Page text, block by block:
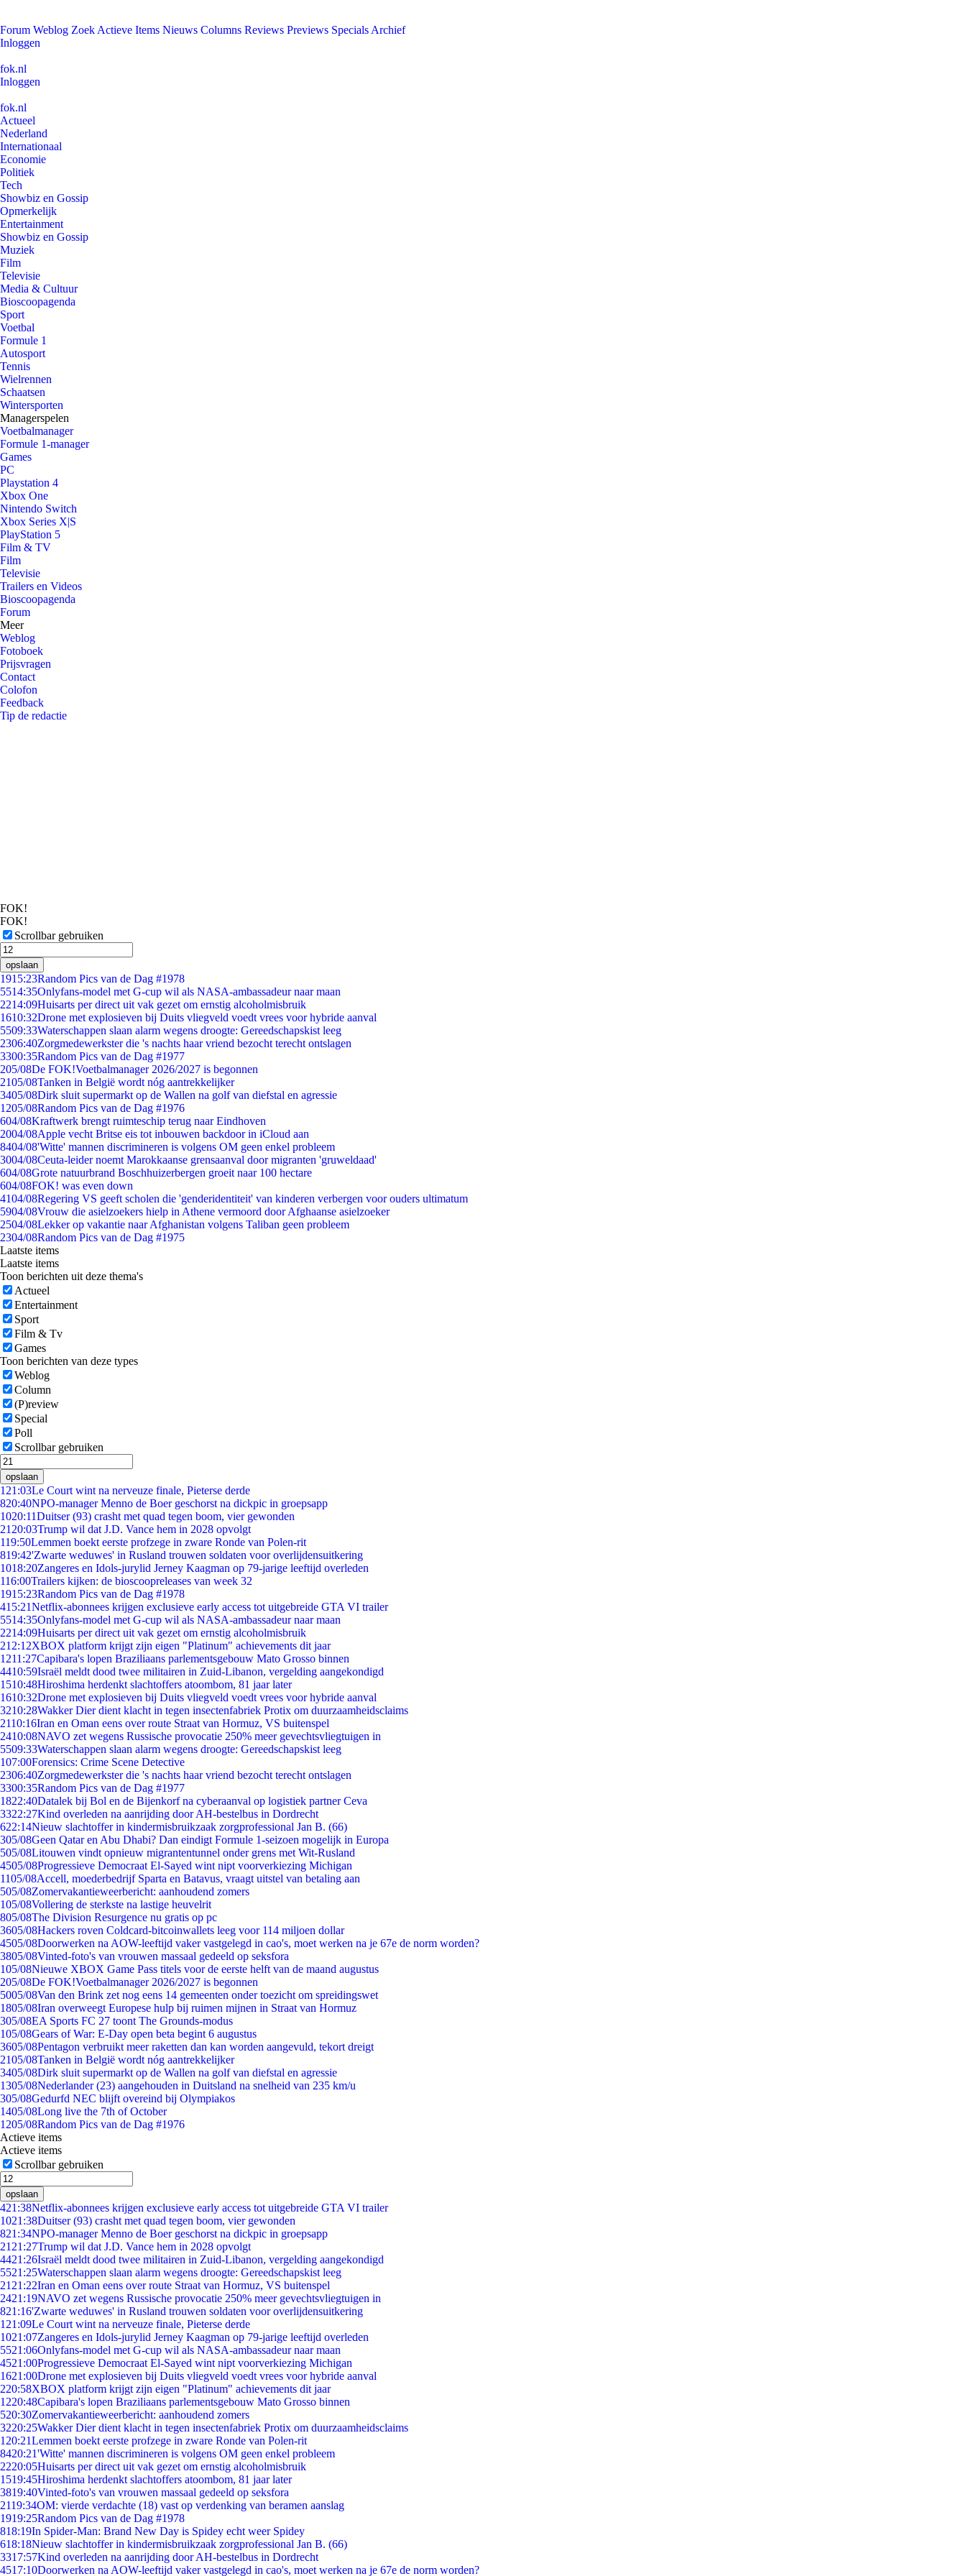
Forum Weblog Zoek Actieve Items Nieuws Columns Reviews Previews Specials Archief
Inloggen
fok.nl
Inloggen
fok.nl
Actueel
Nederland
Internationaal
Economie
Politiek
Tech
Showbiz en Gossip
Opmerkelijk
Entertainment
Showbiz en Gossip
Muziek
Film
Televisie
Media & Cultuur
Bioscoopagenda
Sport
Voetbal
Formule 1
Autosport
Tennis
Wielrennen
Schaatsen
Wintersporten
Managerspelen
Voetbalmanager
Formule 1-manager
Games
PC
Playstation 4
Xbox One
Nintendo Switch
Xbox Series X|S
PlayStation 5
Film & TV
Film
Televisie
Trailers en Videos
Bioscoopagenda
Forum
Meer
Weblog
Fotoboek
Prijsvragen
Contact
Colofon
Feedback
Tip de redactie
FOK!
FOK!
Scrollbar gebruiken
opslaan
1915:23Random Pics van de Dag #1978
5514:35Onlyfans-model met G-cup wil als NASA-ambassadeur naar maan
2214:09Huisarts per direct uit vak gezet om ernstig alcoholmisbruik
1610:32Drone met explosieven bij Duits vliegveld voedt vrees voor hybride aanval
5509:33Waterschappen slaan alarm wegens droogte: Gereedschapskist leeg
2306:40Zorgmedewerkster die 's nachts haar vriend bezocht terecht ontslagen
3300:35Random Pics van de Dag #1977
205/08De FOK!Voetbalmanager 2026/2027 is begonnen
2105/08Tanken in België wordt nóg aantrekkelijker
3405/08Dirk sluit supermarkt op de Wallen na golf van diefstal en agressie
1205/08Random Pics van de Dag #1976
604/08Kraftwerk brengt ruimteschip terug naar Eindhoven
2004/08Apple vecht Britse eis tot inbouwen backdoor in iCloud aan
8404/08'Witte' mannen discrimineren is volgens OM geen enkel probleem
3004/08Ceuta-leider noemt Marokkaanse grensaanval door migranten 'gruweldaad'
604/08Grote natuurbrand Boschhuizerbergen groeit naar 100 hectare
604/08FOK! was even down
4104/08Regering VS geeft scholen die 'genderidentiteit' van kinderen verbergen voor ouders ultimatum
5904/08Vrouw die asielzoekers hielp in Athene vermoord door Afghaanse asielzoeker
2504/08Lekker op vakantie naar Afghanistan volgens Taliban geen probleem
2304/08Random Pics van de Dag #1975
Laatste items
Laatste items
Toon berichten uit deze thema's
Actueel
Entertainment
Sport
Film & Tv
Games
Toon berichten van deze types
Weblog
Column
(P)review
Special
Poll
Scrollbar gebruiken
opslaan
1 21:03Le Court wint na nerveuze finale, Pieterse derde
820:40NPO-manager Menno de Boer geschorst na dickpic in groepsapp
1020:11Duitser (93) crasht met quad tegen boom, vier gewonden
21 20:03Trump wil dat J.D. Vance hem in 2028 opvolgt
119:50Lemmen boekt eerste profzege in zware Ronde van Polen-rit
819:42'Zwarte weduwes' in Rusland trouwen soldaten voor overlijdensuitkering
1018:20Zangeres en Idols-jurylid Jerney Kaagman op 79-jarige leeftijd overleden
116:00Trailers kijken: de bioscoopreleases van week 32
1915:23Random Pics van de Dag #1978
415:21Netflix-abonnees krijgen exclusieve early access tot uitgebreide GTA VI trailer
5514:35Onlyfans-model met G-cup wil als NASA-ambassadeur naar maan
2214:09Huisarts per direct uit vak gezet om ernstig alcoholmisbruik
212:12XBOX platform krijgt zijn eigen "Platinum" achievements dit jaar
1211:27Capibara's lopen Braziliaans parlementsgebouw Mato Grosso binnen
4410:59Israël meldt dood twee militairen in Zuid-Libanon, vergelding aangekondigd
1510:48Hiroshima herdenkt slachtoffers atoombom, 81 jaar later
1610:32Drone met explosieven bij Duits vliegveld voedt vrees voor hybride aanval
3210:28Wakker Dier dient klacht in tegen insectenfabriek Protix om duurzaamheidsclaims
2110:16Iran en Oman eens over route Straat van Hormuz, VS buitenspel
2410:08NAVO zet wegens Russische provocatie 250% meer gevechtsvliegtuigen in
5509:33Waterschappen slaan alarm wegens droogte: Gereedschapskist leeg
107:00Forensics: Crime Scene Detective
2306:40Zorgmedewerkster die 's nachts haar vriend bezocht terecht ontslagen
3300:35Random Pics van de Dag #1977
1822:40Datalek bij Bol en de Bijenkorf na cyberaanval op logistiek partner Ceva
3322:27Kind overleden na aanrijding door AH-bestelbus in Dordrecht
622:14Nieuw slachtoffer in kindermisbruikzaak zorgprofessional Jan B. (66)
305/08Geen Qatar en Abu Dhabi? Dan eindigt Formule 1-seizoen mogelijk in Europa
505/08Litouwen vindt opnieuw migrantentunnel onder grens met Wit-Rusland
4505/08Progressieve Democraat El-Sayed wint nipt voorverkiezing Michigan
1105/08Accell, moederbedrijf Sparta en Batavus, vraagt uitstel van betaling aan
505/08Zomervakantieweerbericht: aanhoudend zomers
105/08Vollering de sterkste na lastige heuvelrit
805/08The Division Resurgence nu gratis op pc
3605/08Hackers roven Coldcard-bitcoinwallets leeg voor 114 miljoen dollar
4505/08Doorwerken na AOW-leeftijd vaker vastgelegd in cao's, moet werken na je 67e de norm worden?
3805/08Vinted-foto's van vrouwen massaal gedeeld op seksfora
105/08Nieuwe XBOX Game Pass titels voor de eerste helft van de maand augustus
205/08De FOK!Voetbalmanager 2026/2027 is begonnen
5005/08Van den Brink zet nog eens 14 gemeenten onder toezicht om spreidingswet
1805/08Iran overweegt Europese hulp bij ruimen mijnen in Straat van Hormuz
305/08EA Sports FC 27 toont The Grounds-modus
105/08Gears of War: E-Day open beta begint 6 augustus
3605/08Pentagon verbruikt meer raketten dan kan worden aangevuld, tekort dreigt
2105/08Tanken in België wordt nóg aantrekkelijker
3405/08Dirk sluit supermarkt op de Wallen na golf van diefstal en agressie
1305/08Nederlander (23) aangehouden in Duitsland na snelheid van 235 km/u
305/08Gedurfd NEC blijft overeind bij Olympiakos
1405/08Long live the 7th of October
1205/08Random Pics van de Dag #1976
Actieve items
Actieve items
Scrollbar gebruiken
opslaan
421:38Netflix-abonnees krijgen exclusieve early access tot uitgebreide GTA VI trailer
1021:38Duitser (93) crasht met quad tegen boom, vier gewonden
821:34NPO-manager Menno de Boer geschorst na dickpic in groepsapp
21 21:27Trump wil dat J.D. Vance hem in 2028 opvolgt
4421:26Israël meldt dood twee militairen in Zuid-Libanon, vergelding aangekondigd
5521:25Waterschappen slaan alarm wegens droogte: Gereedschapskist leeg
21 21:22Iran en Oman eens over route Straat van Hormuz, VS buitenspel
2421:19NAVO zet wegens Russische provocatie 250% meer gevechtsvliegtuigen in
821:16'Zwarte weduwes' in Rusland trouwen soldaten voor overlijdensuitkering
1 21:09Le Court wint na nerveuze finale, Pieterse derde
1021:07Zangeres en Idols-jurylid Jerney Kaagman op 79-jarige leeftijd overleden
5521:06Onlyfans-model met G-cup wil als NASA-ambassadeur naar maan
4521:00Progressieve Democraat El-Sayed wint nipt voorverkiezing Michigan
1621:00Drone met explosieven bij Duits vliegveld voedt vrees voor hybride aanval
220:58XBOX platform krijgt zijn eigen "Platinum" achievements dit jaar
1220:48Capibara's lopen Braziliaans parlementsgebouw Mato Grosso binnen
520:30Zomervakantieweerbericht: aanhoudend zomers
3220:25Wakker Dier dient klacht in tegen insectenfabriek Protix om duurzaamheidsclaims
1 20:21Lemmen boekt eerste profzege in zware Ronde van Polen-rit
8420:21'Witte' mannen discrimineren is volgens OM geen enkel probleem
2220:05Huisarts per direct uit vak gezet om ernstig alcoholmisbruik
1519:45Hiroshima herdenkt slachtoffers atoombom, 81 jaar later
3819:40Vinted-foto's van vrouwen massaal gedeeld op seksfora
2119:34OM: vierde verdachte (18) vast op verdenking van beramen aanslag
1919:25Random Pics van de Dag #1978
818:19In Spider-Man: Brand New Day is Spidey echt weer Spidey
618:18Nieuw slachtoffer in kindermisbruikzaak zorgprofessional Jan B. (66)
3317:57Kind overleden na aanrijding door AH-bestelbus in Dordrecht
4517:10Doorwerken na AOW-leeftijd vaker vastgelegd in cao's, moet werken na je 67e de norm worden?